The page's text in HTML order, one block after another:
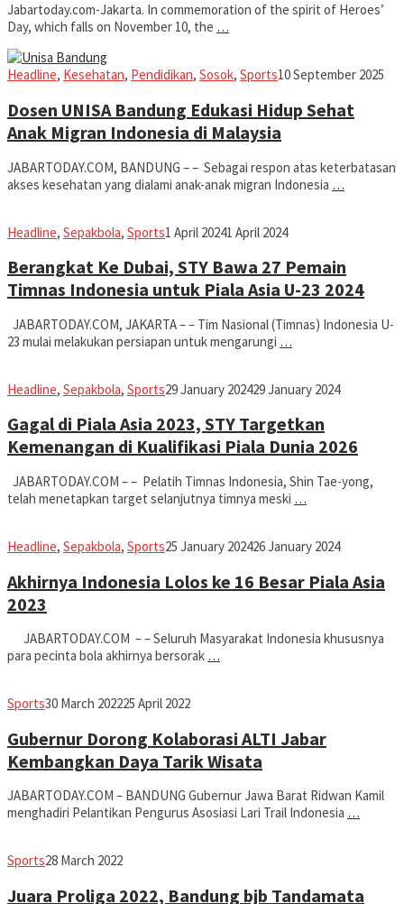
Jabartoday.com-Jakarta. In commemoration of the spirit of Heroes’
Day, which falls on November 10, the …
Headline, Kesehatan, Pendidikan, Sosok, SportsIman
10 September 2025
Dosen UNISA Bandung Edukasi Hidup Sehat
Anak Migran Indonesia di Malaysia
JABARTODAY.COM, BANDUNG – – Sebagai respon atas keterbatasan
akses kesehatan yang dialami anak-anak migran Indonesia …
Headline, Sepakbola, SportsIman
1 April 20241 April 2024
Berangkat Ke Dubai, STY Bawa 27 Pemain
Timnas Indonesia untuk Piala Asia U-23 2024
JABARTODAY.COM, JAKARTA – – Tim Nasional (Timnas) Indonesia U-
23 mulai melakukan persiapan untuk mengarungi …
Headline, Sepakbola, SportsIman
29 January 202429 January 2024
Gagal di Piala Asia 2023, STY Targetkan
Kemenangan di Kualifikasi Piala Dunia 2026
JABARTODAY.COM – – Pelatih Timnas Indonesia, Shin Tae-yong,
telah menetapkan target selanjutnya timnya meski …
Headline, Sepakbola, SportsIman
25 January 202426 January 2024
Akhirnya Indonesia Lolos ke 16 Besar Piala Asia
2023
JABARTODAY.COM – – Seluruh Masyarakat Indonesia khususnya
para pecinta bola akhirnya bersorak …
SportsAvila
30 March 202225 April 2022
Gubernur Dorong Kolaborasi ALTI Jabar
Kembangkan Daya Tarik Wisata
JABARTODAY.COM – BANDUNG Gubernur Jawa Barat Ridwan Kamil
menghadiri Pelantikan Pengurus Asosiasi Lari Trail Indonesia …
SportsAvila
28 March 2022
Juara Proliga 2022, Bandung bjb Tandamata